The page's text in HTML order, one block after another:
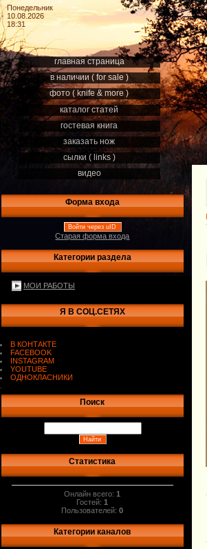
Понедельник
10.08.2026
18:31
главная страница
в наличии ( for sale )
фото ( knife & more )
каталог статей
гостевая книга
заказать нож
сылки ( links )
видео
Форма входа
Войти через uID
Старая форма входа
Категории раздела
МОИ РАБОТЫ
Я В СОЦ.СЕТЯХ
В КОНТАКТЕ
FACEBOOK
INSTAGRAM
YOUTUBE
ОДНОКЛАСНИКИ
Поиск
Статистика
Онлайн всего:1
Гостей:1
Пользователей:0
Категории каналов